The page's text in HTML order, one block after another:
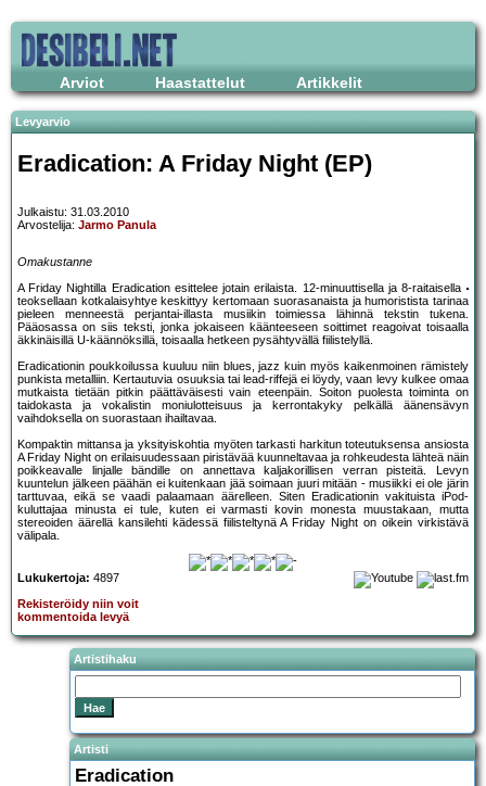
Arviot Haastattelut Artikkelit
Levyarvio
Eradication: A Friday Night (EP)
Julkaistu: 31.03.2010
Arvostelija: Jarmo Panula
Omakustanne
A Friday Nightilla Eradication esittelee jotain erilaista. 12-minuuttisella ja 8-raitaisella
teoksellaan kotkalaisyhtye keskittyy kertomaan suorasanaista ja humoristista tarinaa
pieleen menneestä perjantai-illasta musiikin toimiessa lähinnä tekstin tukena.
Pääosassa on siis teksti, jonka jokaiseen käänteeseen soittimet reagoivat toisaalla
äkkinäisillä U-käännöksillä, toisaalla hetkeen pysähtyvällä fiilistelyllä.
Eradicationin poukkoilussa kuuluu niin blues, jazz kuin myös kaikenmoinen rämistely
punkista metalliin. Kertautuvia osuuksia tai lead-riffejä ei löydy, vaan levy kulkee omaa
mutkaista tietään pitkin päättäväisesti vain eteenpäin. Soiton puolesta toiminta on
taidokasta ja vokalistin moniulotteisuus ja kerrontakyky pelkällä äänensävyn
vaihdoksella on suorastaan ihailtavaa.
Kompaktin mittansa ja yksityiskohtia myöten tarkasti harkitun toteutuksensa ansiosta
A Friday Night on erilaisuudessaan piristävää kuunneltavaa ja rohkeudesta lähteä näin
poikkeavalle linjalle bändille on annettava kaljakorillisen verran pisteitä. Levyn
kuuntelun jälkeen päähän ei kuitenkaan jää soimaan juuri mitään - musiikki ei ole järin
tarttuvaa, eikä se vaadi palaamaan äärelleen. Siten Eradicationin vakituista iPod-
kuluttajaa minusta ei tule, kuten ei varmasti kovin monesta muustakaan, mutta
stereoiden äärellä kansilehti kädessä fiilisteltynä A Friday Night on oikein virkistävä
välipala.
Lukukertoja: 4897
Rekisteröidy niin voit
kommentoida levyä
Artistihaku
Artisti
Eradication